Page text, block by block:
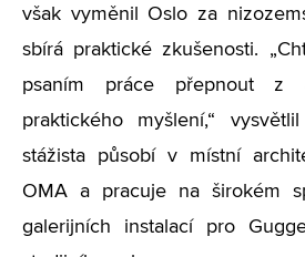
však vyměnil Oslo za
sbírá praktické zkušenosti.
psaním práce přepnout z
praktického myšlení,“
stážista působí v místní
OMA a pracuje na širokém
galerijních instalací pro